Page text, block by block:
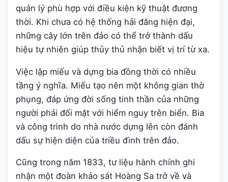
quản lý phù hợp với điều kiện kỹ thuật đương
thời. Khi chưa có hệ thống hải đăng hiện đại,
những cây lớn trên đảo có thể trở thành dấu
hiệu tự nhiên giúp thủy thủ nhận biết vị trí từ xa.
Việc lập miếu và dựng bia đồng thời có nhiều
tầng ý nghĩa. Miếu tạo nên một không gian thờ
phụng, đáp ứng đời sống tinh thần của những
người phải đối mặt với hiểm nguy trên biển. Bia
và công trình do nhà nước dựng lên còn đánh
dấu sự hiện diện của triều đình trên đảo.
Cũng trong năm 1833, tư liệu hành chính ghi
nhận một đoàn khảo sát Hoàng Sa trở về và